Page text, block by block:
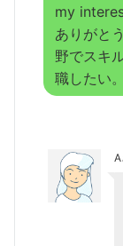
my
ありがと
野でスキ
職したい。
A